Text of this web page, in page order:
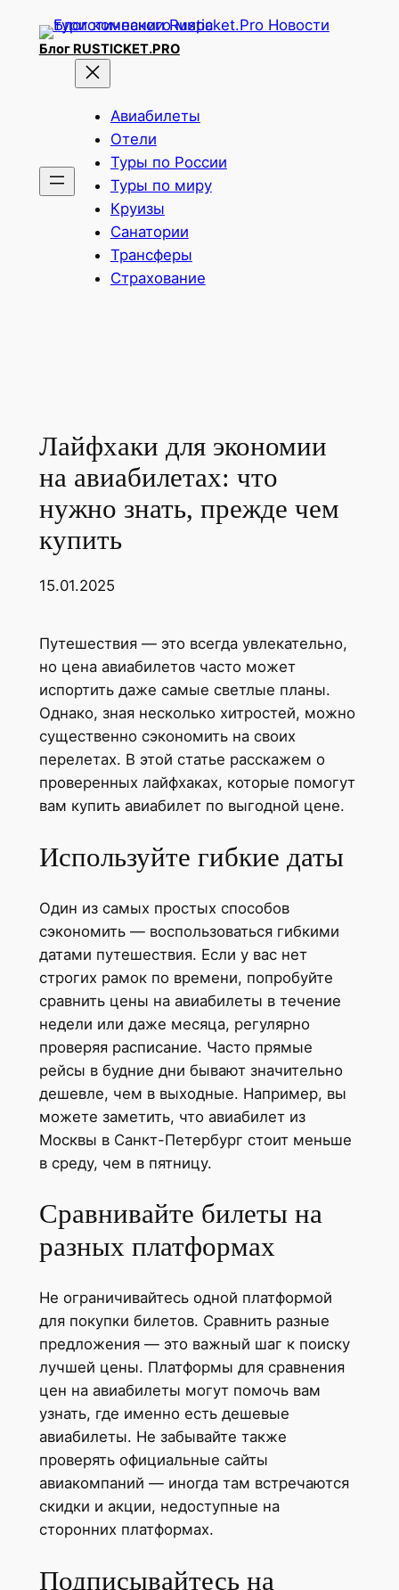
Перейти
содержимому
Блог RUSTICKET.PRO
Авиабилеты
Отели
Туры по России
Туры по миру
Круизы
Санатории
Трансферы
Страхование
Лайфхаки для экономии
на авиабилетах: что
нужно знать, прежде чем
купить
15.01.2025
Путешествия — это всегда увлекательно,
но цена авиабилетов часто может
испортить даже самые светлые планы.
Однако, зная несколько хитростей, можно
существенно сэкономить на своих
перелетах. В этой статье расскажем о
проверенных лайфхаках, которые помогут
вам купить авиабилет по выгодной цене.
Используйте гибкие даты
Один из самых простых способов
сэкономить — воспользоваться гибкими
датами путешествия. Если у вас нет
строгих рамок по времени, попробуйте
сравнить цены на авиабилеты в течение
недели или даже месяца, регулярно
проверяя расписание. Часто прямые
рейсы в будние дни бывают значительно
дешевле, чем в выходные. Например, вы
можете заметить, что авиабилет из
Москвы в Санкт-Петербург стоит меньше
в среду, чем в пятницу.
Сравнивайте билеты на
разных платформах
Не ограничивайтесь одной платформой
для покупки билетов. Сравнить разные
предложения — это важный шаг к поиску
лучшей цены. Платформы для сравнения
цен на авиабилеты могут помочь вам
узнать, где именно есть дешевые
авиабилеты. Не забывайте также
проверять официальные сайты
авиакомпаний — иногда там встречаются
скидки и акции, недоступные на
сторонних платформах.
Подписывайтесь на